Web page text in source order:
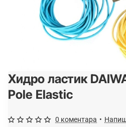
-20%
Хидро ластик
Pole Elastic
0 коментара •